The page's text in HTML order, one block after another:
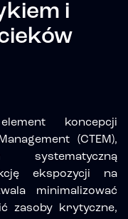
i
koncepcji
(CTEM),
systematyczną
ekspozycji na
minimalizować
zasoby krytyczne,